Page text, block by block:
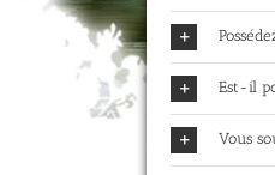
Est-il
Vous